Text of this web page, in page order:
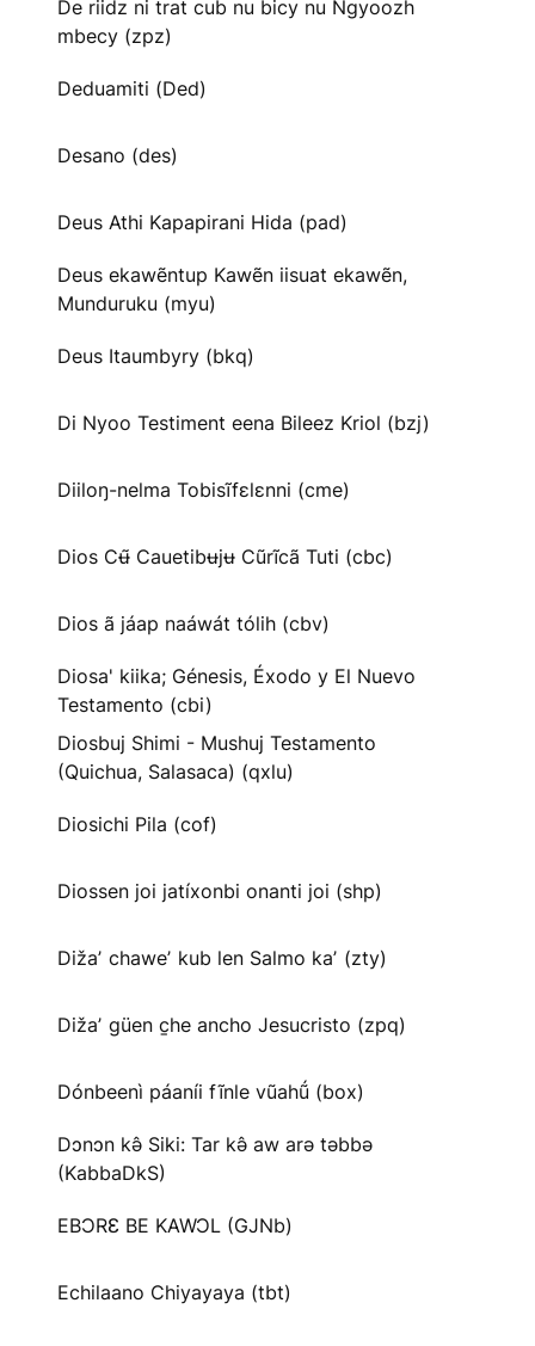
De riidz ni trat cub nu bicy nu Ñgyoozh
mbecy (zpz)
Deduamiti (Ded)
Desano (des)
Deus Athi Kapapirani Hida (pad)
Deus ekawẽntup Kawẽn iisuat ekawẽn,
Munduruku (myu)
Deus Itaumbyry (bkq)
Di Nyoo Testiment eena Bileez Kriol (bzj)
Diiloŋ-nelma Tobisĩfɛlɛnni (cme)
Dios Cʉ̃ Cauetibʉjʉ Cũrĩcã Tuti (cbc)
Dios ã jáap naáwát tólih (cbv)
Diosa' kiika; Génesis, Éxodo y El Nuevo
Testamento (cbi)
Diosbuj Shimi - Mushuj Testamento
(Quichua, Salasaca) (qxlu)
Diosichi Pila (cof)
Diossen joi jatíxonbi onanti joi (shp)
Dižaʼ chaweʼ kub len Salmo kaʼ (zty)
Dižaʼ güen c̱he ancho Jesucristo (zpq)
Dónbeenì páaníi fĩnle vũahṹ (box)
Dɔnɔn kə̂ Siki: Tar kə̂ aw arə təbbə
(KabbaDkS)
EBƆRƐ BE KAWƆL (GJNb)
Echilaano Chiyayaya (tbt)